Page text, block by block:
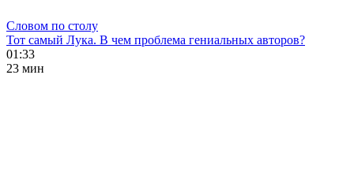
Словом по столу
Тот самый Лука. В чем проблема гениальных авторов?
01:33
23 мин